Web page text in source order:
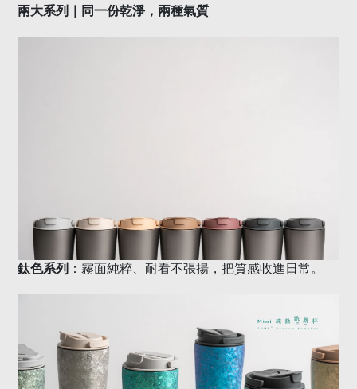
兩大系列｜同一份乾淨，兩種氣質
鈦色系列 ：霧面純粹、耐看不張揚，把質感收進日常。